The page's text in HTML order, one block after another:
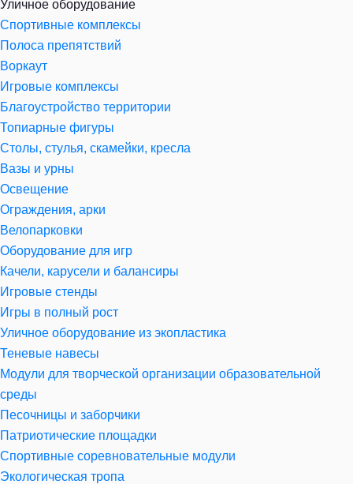
Уличное оборудование
Спортивные комплексы
Полоса препятствий
Воркаут
Игровые комплексы
Благоустройство территории
Топиарные фигуры
Столы, стулья, скамейки, кресла
Вазы и урны
Освещение
Ограждения, арки
Велопарковки
Оборудование для игр
Качели, карусели и балансиры
Игровые стенды
Игры в полный рост
Уличное оборудование из экопластика
Теневые навесы
Модули для творческой организации образовательной
среды
Песочницы и заборчики
Патриотические площадки
Спортивные соревновательные модули
Экологическая тропа